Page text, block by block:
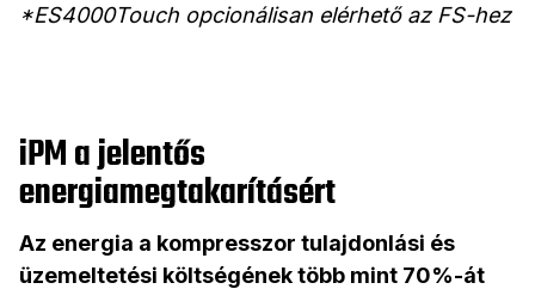
*ES4000Touch opcionálisan elérhető az FS-hez
iPM a jelentős
energiamegtakarításért
Az energia a kompresszor tulajdonlási és
üzemeltetési költségének több mint 70%-át